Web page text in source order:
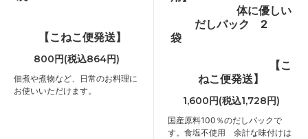
【こねこ便発送】
800円(税込864円)
佃煮や煮物など、日常のお料理に
お使いいただけます。
体に優しい
だしパック 2
袋
【こ
ねこ便発送】
1,600円(税込1,728円)
国産原料100％のだしパックで
す。食塩不使用 余計な味付けは